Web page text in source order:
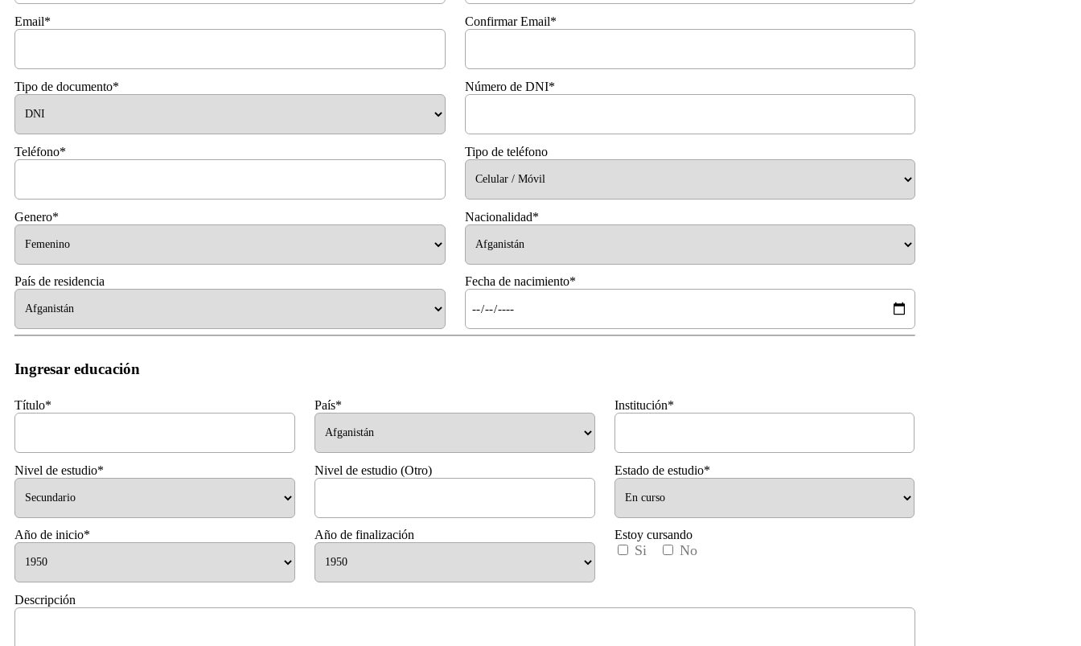
Email* Confirmar Email*
Tipo de documento* Número de DNI*
Teléfono* Tipo de teléfono
Genero* Nacionalidad*
País de residencia Fecha de nacimiento*
Ingresar educación
Título* País* Institución*
Nivel de estudio* Nivel de estudio (Otro) Estado de estudio*
Año de inicio* Año de finalización Estoy cursando
Si No
Descripción